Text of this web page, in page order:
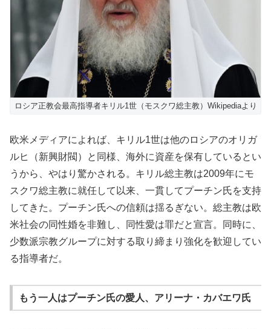
ロシア正教会最高指導者キリル1世（モスクワ総主教）Wikipediaより
欧米メディアによれば、キリル1世は他のロシアのオリガ
ルヒ（新興財閥）と同様、海外に資産を保有しているとい
うから、やはり驚かされる。キリル総主教は2009年にモ
スクワ総主教に就任して以来、一貫してプーチン氏を支持
してきた。プーチン氏への信頼は揺るぎない。総主教は欧
米社会の同性婚を非難し、同性愛は罪だと宣言。同時に、
少数派宗教グループに対する取り締まり強化を歓迎してい
る指導者だ。
もう一人はプーチン氏の愛人、アリーナ・カバエワ氏